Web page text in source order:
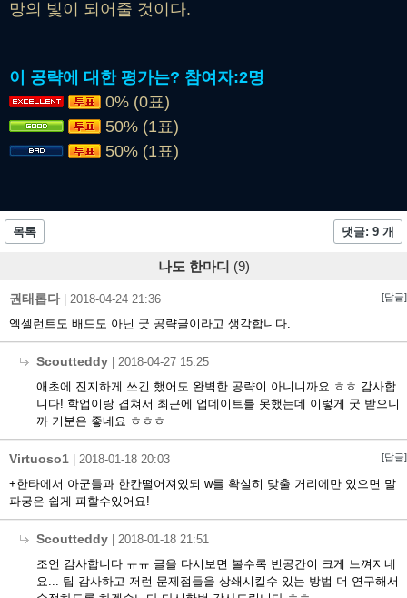
망의 빛이 되어줄 것이다.
이 공략에 대한 평가는? 참여자:2명
0% (0표)
50% (1표)
50% (1표)
목록 댓글: 9 개
나도 한마디 (9)
권태롭다| 2018-04-24 21:36 [답글]
엑셀런트도 배드도 아닌 굿 공략글이라고 생각합니다.
Scoutteddy | 2018-04-27 15:25
애초에 진지하게 쓰긴 했어도 완벽한 공략이 아니니까요 ㅎㅎ 감사합
니다! 학업이랑 겹쳐서 최근에 업데이트를 못했는데 이렇게 굿 받으니
까 기분은 좋네요 ㅎㅎㅎ
Virtuoso1 | 2018-01-18 20:03 [답글]
+한타에서 아군들과 한칸떨어져있되 w를 확실히 맞출 거리에만 있으면 말
파궁은 쉽게 피할수있어요!
Scoutteddy | 2018-01-18 21:51
조언 감사합니다 ㅠㅠ 글을 다시보면 볼수록 빈공간이 크게 느껴지네
요... 팁 감사하고 저런 문제점들을 상쇄시킬수 있는 방법 더 연구해서